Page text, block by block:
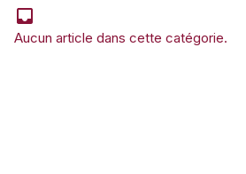
Aucun article dans cette catégorie.